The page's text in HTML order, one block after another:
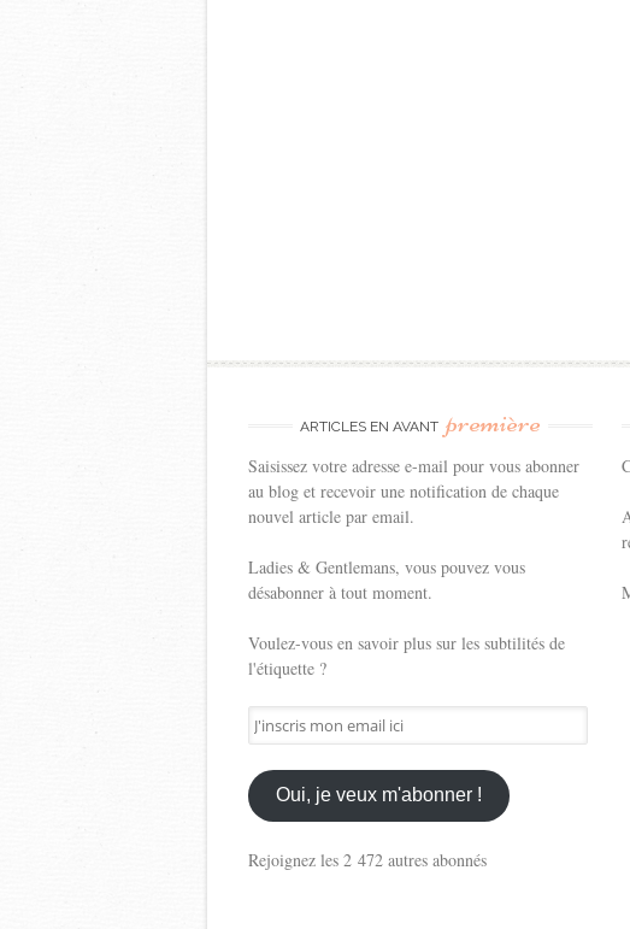
ARTICLES EN AVANT première
Saisissez votre adresse e-mail pour vous abonner
au blog et recevoir une notification de chaque
nouvel article par email.
Ladies & Gentlemans, vous pouvez vous
désabonner à tout moment.
Voulez-vous en savoir plus sur les subtilités de
l'étiquette ?
J'inscris
mon
email
ici
Oui, je veux m'abonner !
Rejoignez les 2 472 autres abonnés